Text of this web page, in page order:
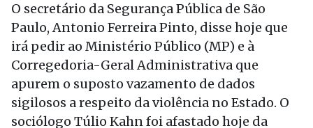
O secretário da Segurança Pública de São
Paulo, Antonio Ferreira Pinto, disse hoje que
irá pedir ao Ministério Público (MP) e à
Corregedoria-Geral Administrativa que
apurem o suposto vazamento de dados
sigilosos a respeito da violência no Estado. O
sociólogo Túlio Kahn foi afastado hoje da